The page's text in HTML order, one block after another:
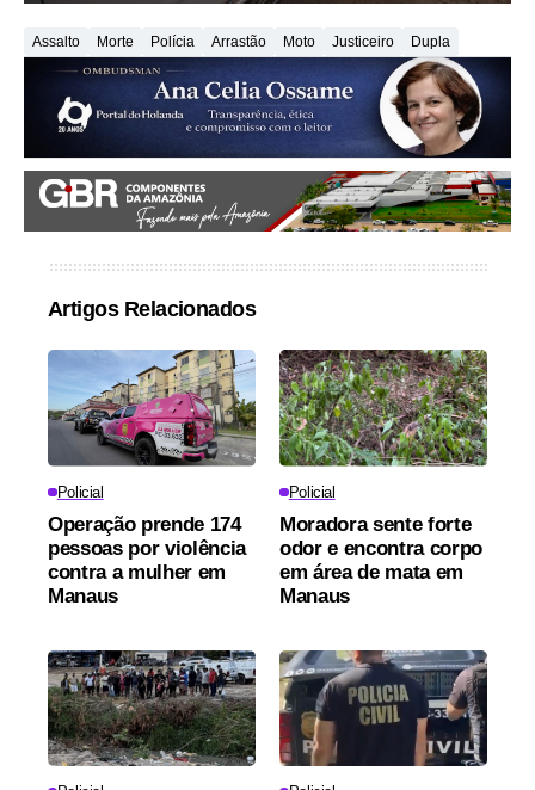
Assalto Morte Polícia Arrastão Moto Justiceiro Dupla
Artigos Relacionados
Policial
Operação prende 174
pessoas por violência
contra a mulher em
Manaus
Policial
Moradora sente forte
odor e encontra corpo
em área de mata em
Manaus